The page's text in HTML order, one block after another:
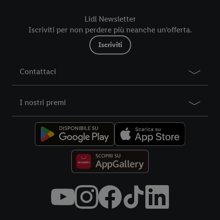
Lidl Newsletter
Iscriviti per non perdere più neanche un'offerta.
Iscriviti
Contattaci
I nostri premi
nostre informazioni legali sono consultabili qui.